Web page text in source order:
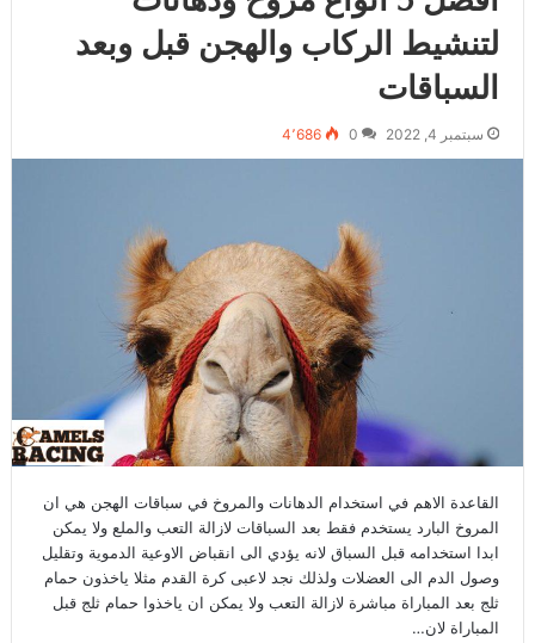
لتنشيط الركاب والهجن قبل وبعد
السباقات
سبتمبر 4, 2022 0 4٬686
القاعدة الاهم في استخدام الدهانات والمروخ في سباقات الهجن هي ان
المروخ البارد يستخدم فقط بعد السباقات لازالة التعب والملع ولا يمكن
ابدا استخدامه قبل السباق لانه يؤدي الى انقباض الاوعية الدموية وتقليل
وصول الدم الى العضلات ولذلك نجد لاعبى كرة القدم مثلا ياخذون حمام
ثلج بعد المباراة مباشرة لازالة التعب ولا يمكن ان ياخذوا حمام ثلج قبل
المباراة لان…